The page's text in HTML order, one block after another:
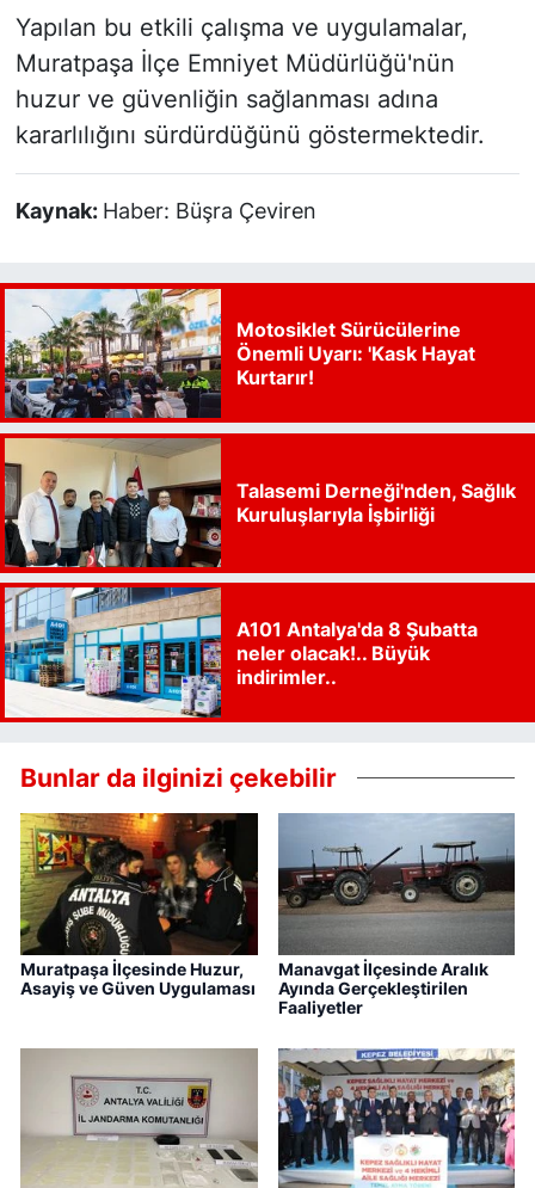
Yapılan bu etkili çalışma ve uygulamalar,
Muratpaşa İlçe Emniyet Müdürlüğü'nün
huzur ve güvenliğin sağlanması adına
kararlılığını sürdürdüğünü göstermektedir.
Kaynak: Haber: Büşra Çeviren
Motosiklet Sürücülerine
Önemli Uyarı: 'Kask Hayat
Kurtarır!
Talasemi Derneği'nden, Sağlık
Kuruluşlarıyla İşbirliği
A101 Antalya'da 8 Şubatta
neler olacak!.. Büyük
indirimler..
Bunlar da ilginizi çekebilir
Muratpaşa İlçesinde Huzur,
Asayiş ve Güven Uygulaması
Manavgat İlçesinde Aralık
Ayında Gerçekleştirilen
Faaliyetler